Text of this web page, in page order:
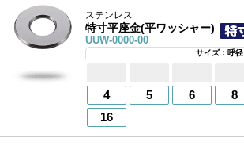
ステンレス
特寸平座金(平ワッシャー)
UUW-0000-00
サイズ：呼径
4
5 6 8
16